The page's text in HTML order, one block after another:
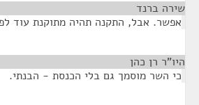
שירה ברנד
אפשר. אבל, התקנה תהיה מתוקנת עוד
היו"ר רן כהן
כי השר מוסמך גם בלי הכנסת - הבנתי.